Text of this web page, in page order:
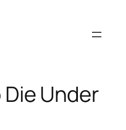
Die Under